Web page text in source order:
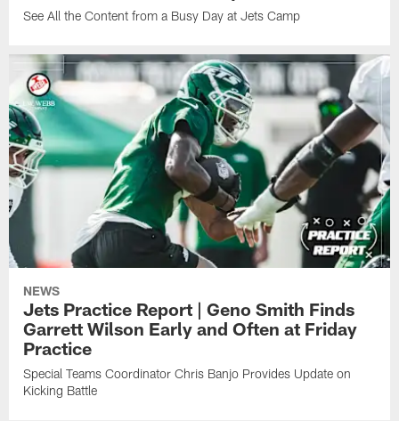
See All the Content from a Busy Day at Jets Camp
NEWS
Jets Practice Report | Geno Smith Finds
Garrett Wilson Early and Often at Friday
Practice
Special Teams Coordinator Chris Banjo Provides Update on
Kicking Battle